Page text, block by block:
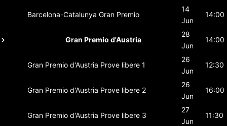
Barcelona-Catalunya Gran Premio
14
Jun
14:00
Gran Premio d'Austria
28
Jun
14:00
Gran Premio d'Austria Prove libere 1
26
Jun
12:30
Gran Premio d'Austria Prove libere 2
26
Jun
16:00
Gran Premio d'Austria Prove libere 3
27
Jun
11:30